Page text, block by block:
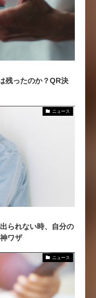
残ったのか？QR決
ニュース
られない時、自分の
ワザ
ニュース